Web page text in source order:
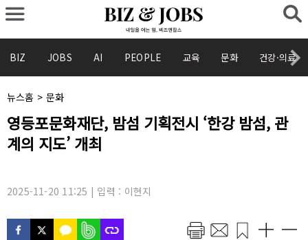
BIZ JOBS AI PEOPLE 교육 문화 건강·의료
채
명
뉴스홈 > 문화
기
사
제
영등포문화재단, 밤섬 기획전시 ‘한강 밤섬, 관
계의 지도’ 개최
2025-11-20 11:25 | 입력 : 이현지